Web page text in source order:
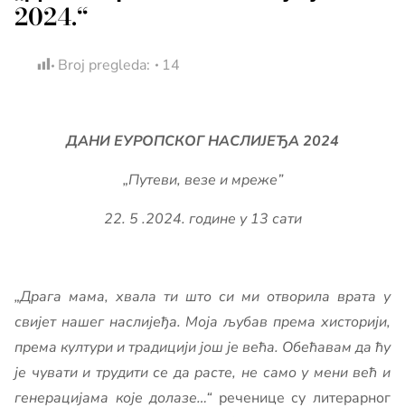
2024.“
Broj pregleda: 14
ДАНИ ЕУРОПСКОГ НАСЛИЈЕЂА 2024
„Путеви, везе и мреже”
22. 5 .2024. године у 13 сати
„Драга мама, хвала ти што си ми отворила врата у
свијет нашег наслијеђа. Моја љубав према хисторији,
према култури и традицији још је већа. Обећавам да ћу
је чувати и трудити се да расте, не само у мени већ и
генерацијама које долазе…“ реченице су литерарног